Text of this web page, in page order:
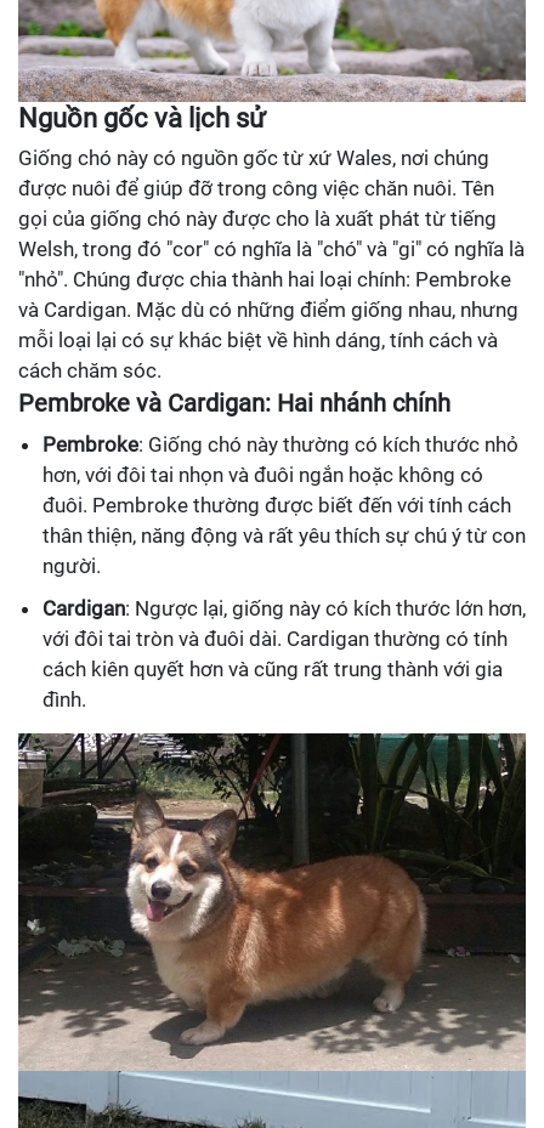
Nguồn gốc và lịch sử
Giống chó này có nguồn gốc từ xứ Wales, nơi chúng
được nuôi để giúp đỡ trong công việc chăn nuôi. Tên
gọi của giống chó này được cho là xuất phát từ tiếng
Welsh, trong đó "cor" có nghĩa là "chó" và "gi" có nghĩa là
"nhỏ". Chúng được chia thành hai loại chính: Pembroke
và Cardigan. Mặc dù có những điểm giống nhau, nhưng
mỗi loại lại có sự khác biệt về hình dáng, tính cách và
cách chăm sóc.
Pembroke và Cardigan: Hai nhánh chính
Pembroke: Giống chó này thường có kích thước nhỏ
hơn, với đôi tai nhọn và đuôi ngắn hoặc không có
đuôi. Pembroke thường được biết đến với tính cách
thân thiện, năng động và rất yêu thích sự chú ý từ con
người.
Cardigan: Ngược lại, giống này có kích thước lớn hơn,
với đôi tai tròn và đuôi dài. Cardigan thường có tính
cách kiên quyết hơn và cũng rất trung thành với gia
đình.